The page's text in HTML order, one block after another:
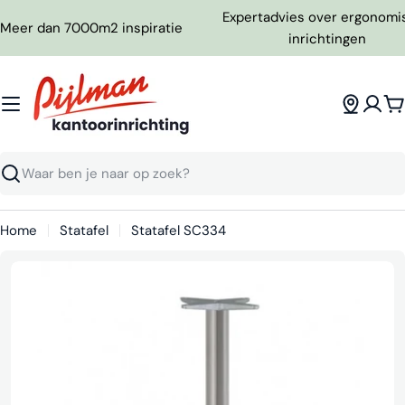
naar
inhoud
Meer dan 7000m2 inspiratie
Expertadvies over
inrichtingen
Zoeken
Home Statafel Statafel SC334